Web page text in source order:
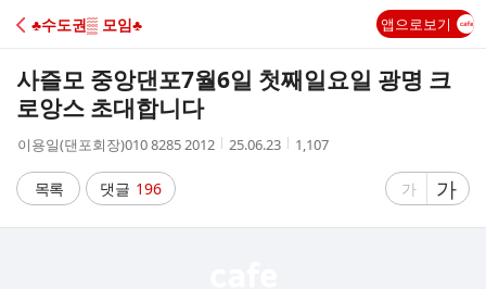
C
♣수도권▒ 모임♣ 앱으로보기
사즐모 중앙댄포7월6일 첫째일요일 광명 크
로앙스 초대합니다
작
자
이용일(댄포회장)010 8285 2012
작
25.06.23
조
1,107
목록 댓글 196
글
가
글
자
가